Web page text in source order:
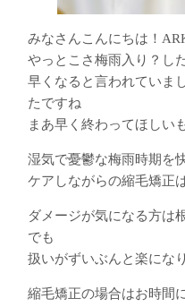
みなさんこんにちは！
やっとこさ梅雨入り？し
早くなると言われていま
たですね
まあ早く終わってほしい
湿気で憂鬱な梅雨時期を
ケアしながらの縮毛矯正
ダメージが気になる方は
でも
扱いがずいぶんと楽にな
縮毛矯正の場合はお時間